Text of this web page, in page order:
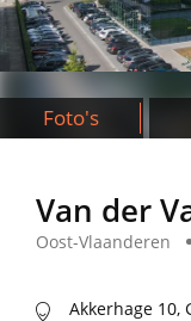
Foto's
Van der
Oost-Vlaanderen
Akkerhage 10,